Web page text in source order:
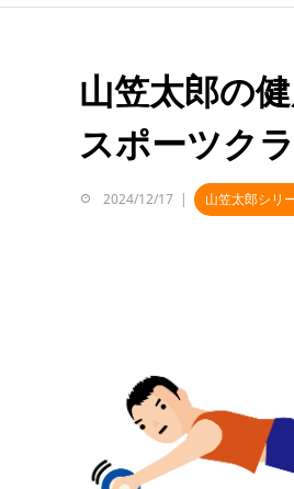
山笠太郎の
スポーツク
2024/12/17 山笠太郎シリ